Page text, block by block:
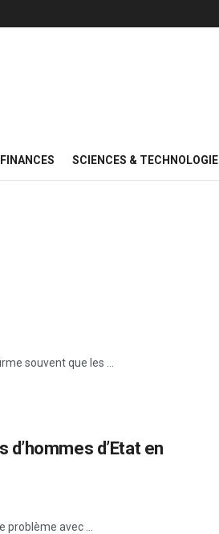
SCIENCES & TECHNOLOGIE
souvent que les ...
d’hommes d’Etat en
avec ...